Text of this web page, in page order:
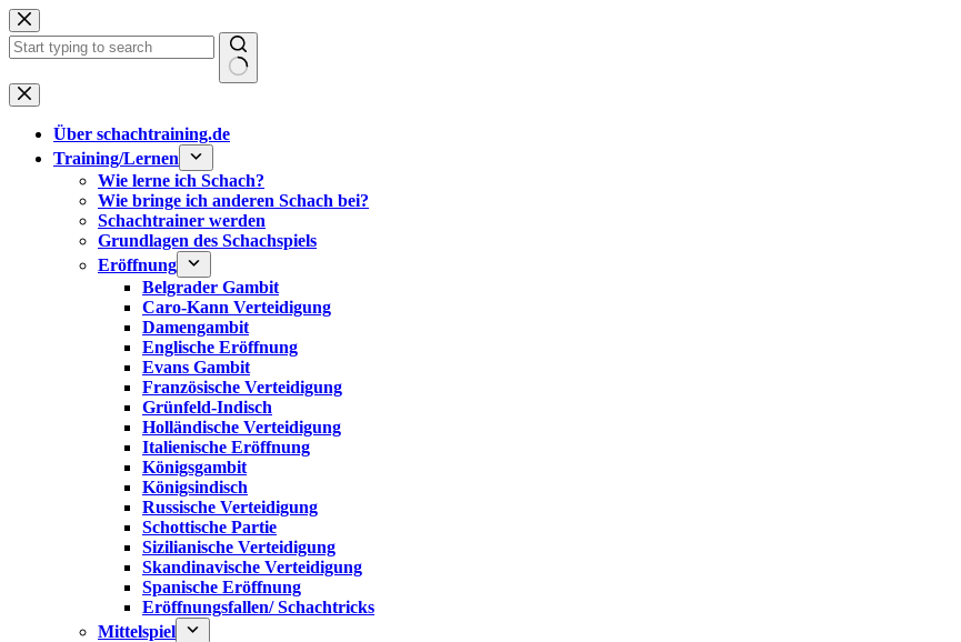
Zum
Inhalt
springen
Keine
Ergebnisse
Über schachtraining.de
Training/Lernen
Wie lerne ich Schach?
Wie bringe ich anderen Schach bei?
Schachtrainer werden
Grundlagen des Schachspiels
Eröffnung
Belgrader Gambit
Caro-Kann Verteidigung
Damengambit
Englische Eröffnung
Evans Gambit
Französische Verteidigung
Grünfeld-Indisch
Holländische Verteidigung
Italienische Eröffnung
Königsgambit
Königsindisch
Russische Verteidigung
Schottische Partie
Sizilianische Verteidigung
Skandinavische Verteidigung
Spanische Eröffnung
Eröffnungsfallen/ Schachtricks
Mittelspiel